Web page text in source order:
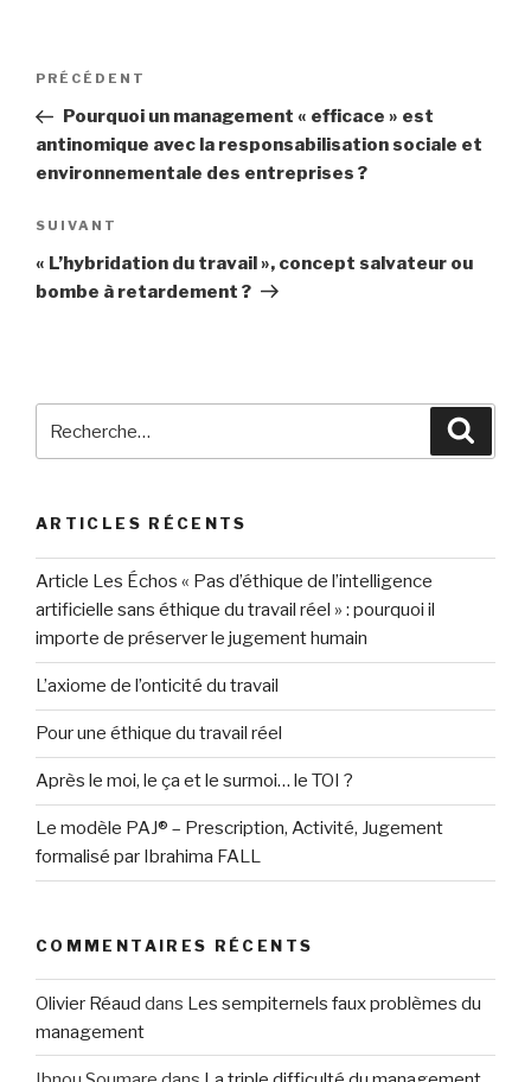
Navigation
l’article
Article
précédent
PRÉCÉDENT
Pourquoi un management « efficace » est
antinomique avec la responsabilisation sociale et
environnementale des entreprises ?
Article
suivant
SUIVANT
« L’hybridation du travail », concept salvateur ou
bombe à retardement ?
ARTICLES RÉCENTS
Article Les Échos « Pas d’éthique de l’intelligence
artificielle sans éthique du travail réel » : pourquoi il
importe de préserver le jugement humain
L’axiome de l’onticité du travail
Pour une éthique du travail réel
Après le moi, le ça et le surmoi… le TOI ?
Le modèle PAJ® – Prescription, Activité, Jugement
formalisé par Ibrahima FALL
COMMENTAIRES RÉCENTS
Olivier Réaud dans Les sempiternels faux problèmes du
management